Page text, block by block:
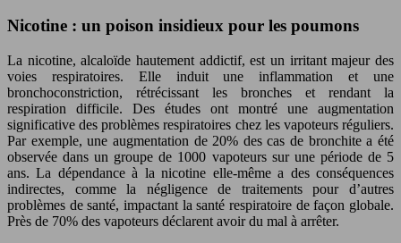
Nicotine : un poison insidieux pour les poumons
La nicotine, alcaloïde hautement addictif, est un irritant majeur des
voies respiratoires. Elle induit une inflammation et une
bronchoconstriction, rétrécissant les bronches et rendant la
respiration difficile. Des études ont montré une augmentation
significative des problèmes respiratoires chez les vapoteurs réguliers.
Par exemple, une augmentation de 20% des cas de bronchite a été
observée dans un groupe de 1000 vapoteurs sur une période de 5
ans. La dépendance à la nicotine elle-même a des conséquences
indirectes, comme la négligence de traitements pour d’autres
problèmes de santé, impactant la santé respiratoire de façon globale.
Près de 70% des vapoteurs déclarent avoir du mal à arrêter.